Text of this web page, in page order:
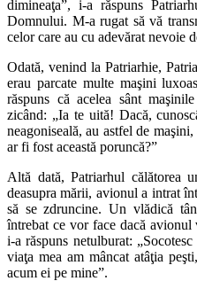
dimineaţa”, i-a răspuns
Domnului. M-a rugat să vă
celor care au cu adevărat nevoie
Odată, venind la Patriarhie,
erau parcate multe maşini
răspuns că acelea sânt
zicând: „Ia te uită! Dacă,
neagoniseală, au astfel de
ar fi fost această poruncă?”
Altă dată, Patriarhul călătorea
deasupra mării, avionul a intrat
să se zdruncine. Un vlădică
întrebat ce vor face dacă avionul
i-a răspuns netulburat:
viaţa mea am mâncat atâţia
acum ei pe mine”.